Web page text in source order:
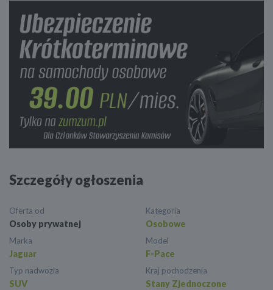
Szczegóły ogłoszenia
Oferta od
Osoby prywatnej
Kategoria
Osobowe
Marka
Jaguar
Model
F-Pace
Typ nadwozia
SUV
Kraj pochodzenia
Stany Zjednoczone